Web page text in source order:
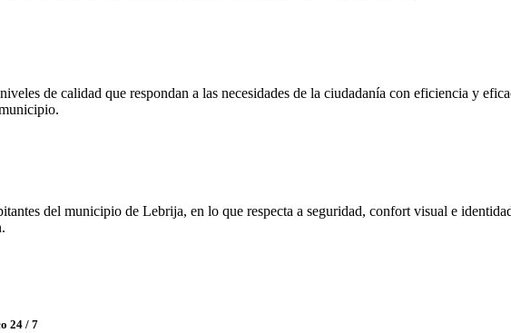
de calidad que respondan a las necesidades de la ciudadanía con eficiencia y
del municipio de Lebrija, en lo que respecta a seguridad, confort visual e
24 / 7